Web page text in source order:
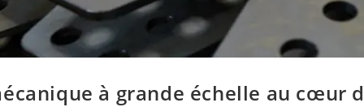
à grande échelle au cœur